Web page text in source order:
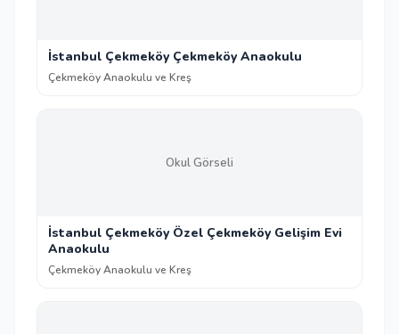
İstanbul Çekmeköy Çekmeköy Anaokulu
Çekmeköy Anaokulu ve Kreş
Okul Görseli
İstanbul Çekmeköy Özel Çekmeköy Gelişim Evi
Anaokulu
Çekmeköy Anaokulu ve Kreş